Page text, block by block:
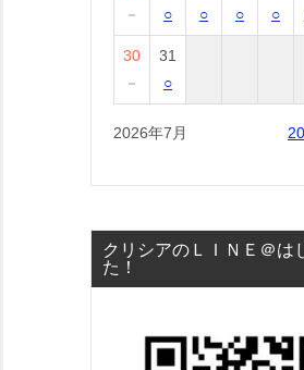
－
○
○
○
○
30
－
31
○
2026年7月
クリシアのＬＩＮＥ＠は
た！